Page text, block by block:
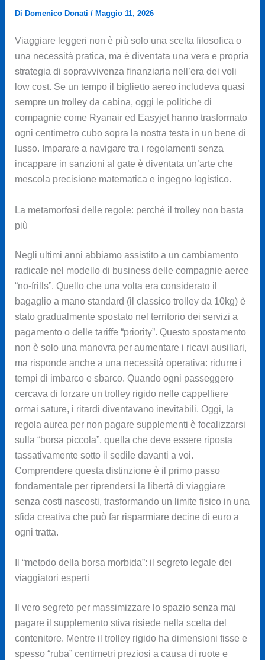
Di Domenico Donati / Maggio 11, 2026
Viaggiare leggeri non è più solo una scelta filosofica o
una necessità pratica, ma è diventata una vera e propria
strategia di sopravvivenza finanziaria nell’era dei voli
low cost. Se un tempo il biglietto aereo includeva quasi
sempre un trolley da cabina, oggi le politiche di
compagnie come Ryanair ed Easyjet hanno trasformato
ogni centimetro cubo sopra la nostra testa in un bene di
lusso. Imparare a navigare tra i regolamenti senza
incappare in sanzioni al gate è diventata un’arte che
mescola precisione matematica e ingegno logistico.
La metamorfosi delle regole: perché il trolley non basta
più
Negli ultimi anni abbiamo assistito a un cambiamento
radicale nel modello di business delle compagnie aeree
“no-frills”. Quello che una volta era considerato il
bagaglio a mano standard (il classico trolley da 10kg) è
stato gradualmente spostato nel territorio dei servizi a
pagamento o delle tariffe “priority”. Questo spostamento
non è solo una manovra per aumentare i ricavi ausiliari,
ma risponde anche a una necessità operativa: ridurre i
tempi di imbarco e sbarco. Quando ogni passeggero
cercava di forzare un trolley rigido nelle cappelliere
ormai sature, i ritardi diventavano inevitabili. Oggi, la
regola aurea per non pagare supplementi è focalizzarsi
sulla “borsa piccola”, quella che deve essere riposta
tassativamente sotto il sedile davanti a voi.
Comprendere questa distinzione è il primo passo
fondamentale per riprendersi la libertà di viaggiare
senza costi nascosti, trasformando un limite fisico in una
sfida creativa che può far risparmiare decine di euro a
ogni tratta.
Il “metodo della borsa morbida”: il segreto legale dei
viaggiatori esperti
Il vero segreto per massimizzare lo spazio senza mai
pagare il supplemento stiva risiede nella scelta del
contenitore. Mentre il trolley rigido ha dimensioni fisse e
spesso “ruba” centimetri preziosi a causa di ruote e